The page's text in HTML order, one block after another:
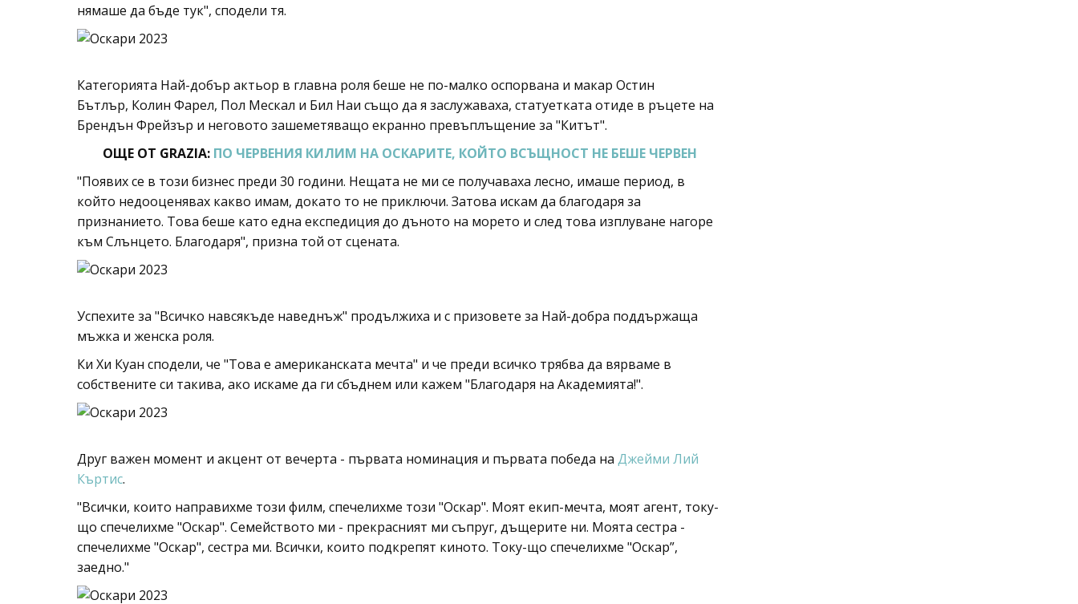
нямаше да бъде тук", сподели тя.
Категорията Най-добър актьор в главна роля беше не по-малко оспорвана и макар Остин
Бътлър, Колин Фарел, Пол Мескал и Бил Наи също да я заслужаваха, статуетката отиде в ръцете на
Брендън Фрейзър и неговото зашеметяващо екранно превъплъщение за "Китът".
ОЩЕ ОТ GRAZIA: ПО ЧЕРВЕНИЯ КИЛИМ НА ОСКАРИТЕ, КОЙТО ВСЪЩНОСТ НЕ БЕШЕ ЧЕРВЕН
"Появих се в този бизнес преди 30 години. Нещата не ми се получаваха лесно, имаше период, в
който недооценявах какво имам, докато то не приключи. Затова искам да благодаря за
признанието. Това беше като една експедиция до дъното на морето и след това изплуване нагоре
към Слънцето. Благодаря", призна той от сцената.
Успехите за "Всичко навсякъде наведнъж" продължиха и с призовете за Най-добра поддържаща
мъжка и женска роля.
Ки Хи Куан сподели, че "Това е американската мечта" и че преди всичко трябва да вярваме в
собствените си такива, ако искаме да ги сбъднем или кажем "Благодаря на Академията!".
Друг важен момент и акцент от вечерта - първата номинация и първата победа на Джейми Лий
Къртис.
"Всички, които направихме този филм, спечелихме този "Оскар". Моят екип-мечта, моят агент, току-
що спечелихме "Оскар". Семейството ми - прекрасният ми съпруг, дъщерите ни. Моята сестра -
спечелихме "Оскар", сестра ми. Всички, които подкрепят киното. Току-що спечелихме "Оскар”,
заедно."